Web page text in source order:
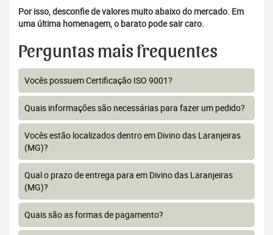
Por isso, desconfie de valores muito abaixo do mercado. Em
uma última homenagem, o barato pode sair caro.
Perguntas mais frequentes
Vocês possuem Certificação ISO 9001?
Quais informações são necessárias para fazer um pedido?
Vocês estão localizados dentro em Divino das Laranjeiras
(MG)?
Qual o prazo de entrega para em Divino das Laranjeiras
(MG)?
Quais são as formas de pagamento?